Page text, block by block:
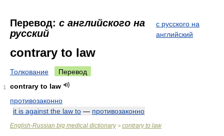
Перевод: с английского на
русский
с русского на
английский
contrary to law
Толкование Перевод
1
contrary to law
противозаконно
it is against the law to — противозаконно
English-Russian big medical dictionary> contrary to law